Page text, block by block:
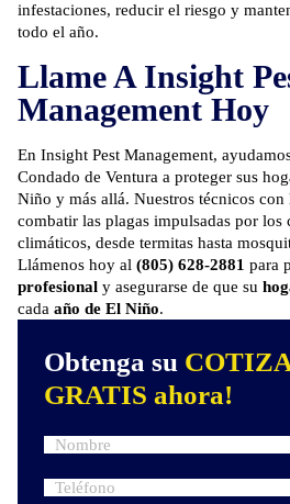
infestaciones, reducir el riesgo y
todo el año.
Llame A Insight
Management Hoy
En Insight Pest Management,
Condado de Ventura a proteger sus
Niño y más allá. Nuestros técnicos con
combatir las plagas impulsadas por los
climáticos, desde termitas hasta
Llámenos hoy al (805) 628-2881 para
profesional y asegurarse de que su
cada año de El Niño.
Obtenga su
GRATIS ahora!